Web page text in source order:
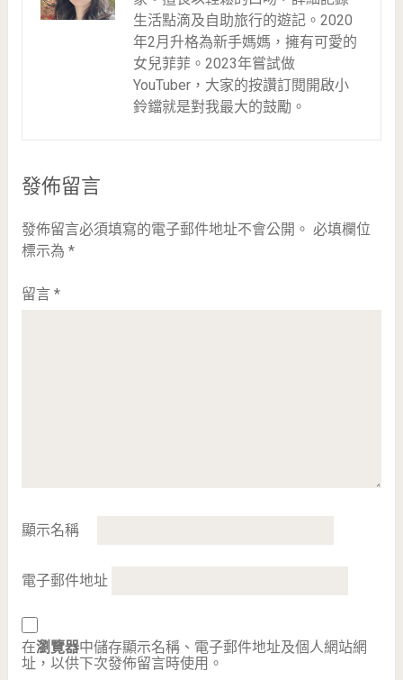
生活點滴及自助旅行的遊記。2020
年2月升格為新手媽媽，擁有可愛的
女兒菲菲。2023年嘗試做
YouTuber，大家的按讚訂閱開啟小
鈴鐺就是對我最大的鼓勵。
發佈留言
發佈留言必須填寫的電子郵件地址不會公開。 必填欄位
標示為 *
留言 *
顯示名稱
電子郵件地址
在瀏覽器中儲存顯示名稱、電子郵件地址及個人網站網
址，以供下次發佈留言時使用。